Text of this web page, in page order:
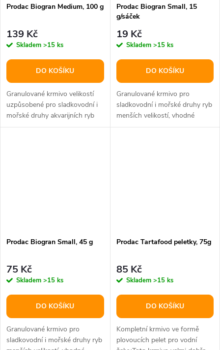
Prodac Biogran Medium, 100 g
139 Kč
Skladem >15 ks
DO KOŠÍKU
Granulované krmivo velikostí
uzpůsobené pro sladkovodní i
mořské druhy akvarijních ryb
středních velikostí, vhodné...
Prodac Biogran Small, 15
g/sáček
19 Kč
Skladem >15 ks
DO KOŠÍKU
Granulované krmivo pro
sladkovodní i mořské druhy ryb
menších velikostí, vhodné
zvláště pro malé druhy cichlid....
Prodac Biogran Small, 45 g
75 Kč
Skladem >15 ks
DO KOŠÍKU
Granulované krmivo pro
sladkovodní i mořské druhy ryb
Prodac Tartafood peletky, 75g
85 Kč
Skladem >15 ks
DO KOŠÍKU
Kompletní krmivo ve formě
plovoucích pelet pro vodní